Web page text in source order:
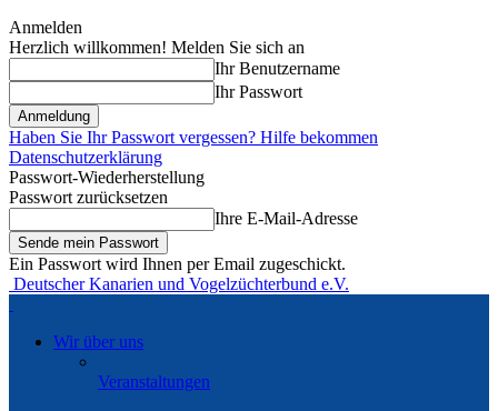
Anmelden
Herzlich willkommen! Melden Sie sich an
Ihr Benutzername
Ihr Passwort
Haben Sie Ihr Passwort vergessen? Hilfe bekommen
Datenschutzerklärung
Passwort-Wiederherstellung
Passwort zurücksetzen
Ihre E-Mail-Adresse
Ein Passwort wird Ihnen per Email zugeschickt.
Deutscher Kanarien und Vogelzüchterbund e.V.
Wir über uns
Veranstaltungen